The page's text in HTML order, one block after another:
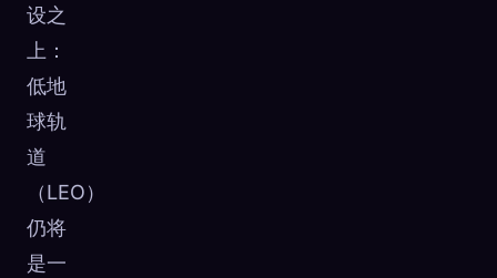
设之
上：
低地
球轨
道
（LEO）
仍将
是一
☁️